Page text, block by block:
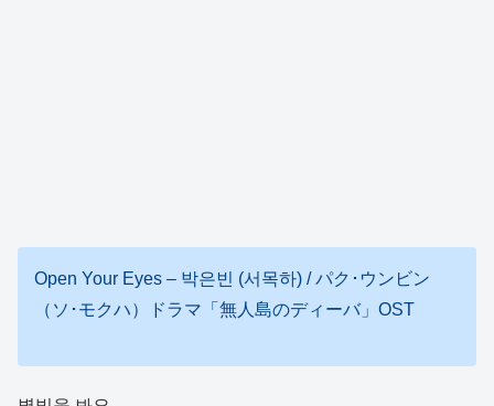
Open Your Eyes – 박은빈 (서목하) / パク･ウンビン
（ソ･モクハ）ドラマ「無人島のディーバ」OST